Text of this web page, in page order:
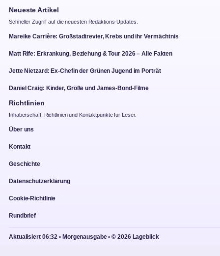
Neueste Artikel
Schneller Zugriff auf die neuesten Redaktions-Updates.
Mareike Carrière: Großstadtrevier, Krebs und ihr Vermächtnis
Matt Rife: Erkrankung, Beziehung & Tour 2026 – Alle Fakten
Jette Nietzard: Ex-Chefin der Grünen Jugend im Porträt
Daniel Craig: Kinder, Größe und James-Bond-Filme
Richtlinien
Inhaberschaft, Richtlinien und Kontaktpunkte fur Leser.
Über uns
Kontakt
Geschichte
Datenschutzerklärung
Cookie-Richtlinie
Rundbrief
Aktualisiert 06:32 • Morgenausgabe • © 2026 Lageblick